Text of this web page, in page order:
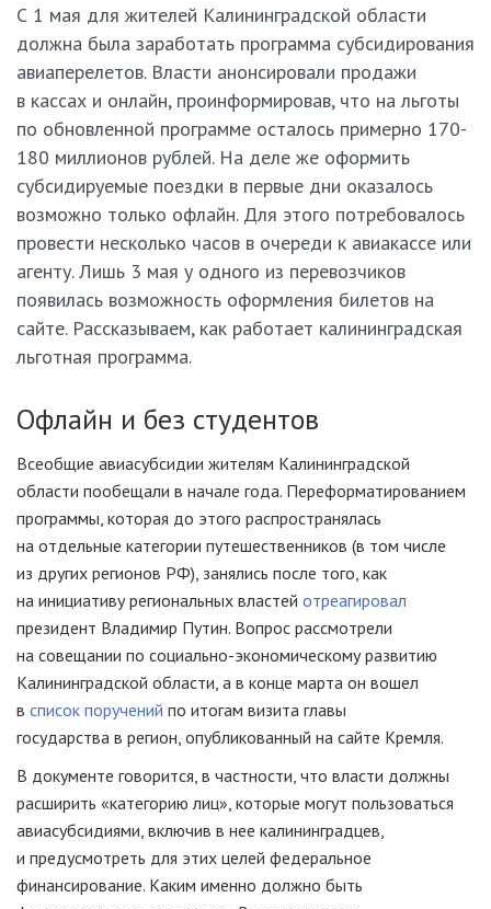
С 1 мая для жителей Калининградской области
должна была заработать программа субсидирования
авиаперелетов. Власти анонсировали продажи
в кассах и онлайн, проинформировав, что на льготы
по обновленной программе осталось примерно 170-
180 миллионов рублей. На деле же оформить
субсидируемые поездки в первые дни оказалось
возможно только офлайн. Для этого потребовалось
провести несколько часов в очереди к авиакассе или
агенту. Лишь 3 мая у одного из перевозчиков
появилась возможность оформления билетов на
сайте. Рассказываем, как работает калининградская
льготная программа.
Офлайн и без студентов
Всеобщие авиасубсидии жителям Калининградской
области пообещали в начале года. Переформатированием
программы, которая до этого распространялась
на отдельные категории путешественников (в том числе
из других регионов РФ), занялись после того, как
на инициативу региональных властей отреагировал
президент Владимир Путин. Вопрос рассмотрели
на совещании по социально-экономическому развитию
Калининградской области, а в конце марта он вошел
в список поручений по итогам визита главы
государства в регион, опубликованный на сайте Кремля.
В документе говорится, в частности, что власти должны
расширить «категорию лиц», которые могут пользоваться
авиасубсидиями, включив в нее калининградцев,
и предусмотреть для этих целей федеральное
финансирование. Каким именно должно быть